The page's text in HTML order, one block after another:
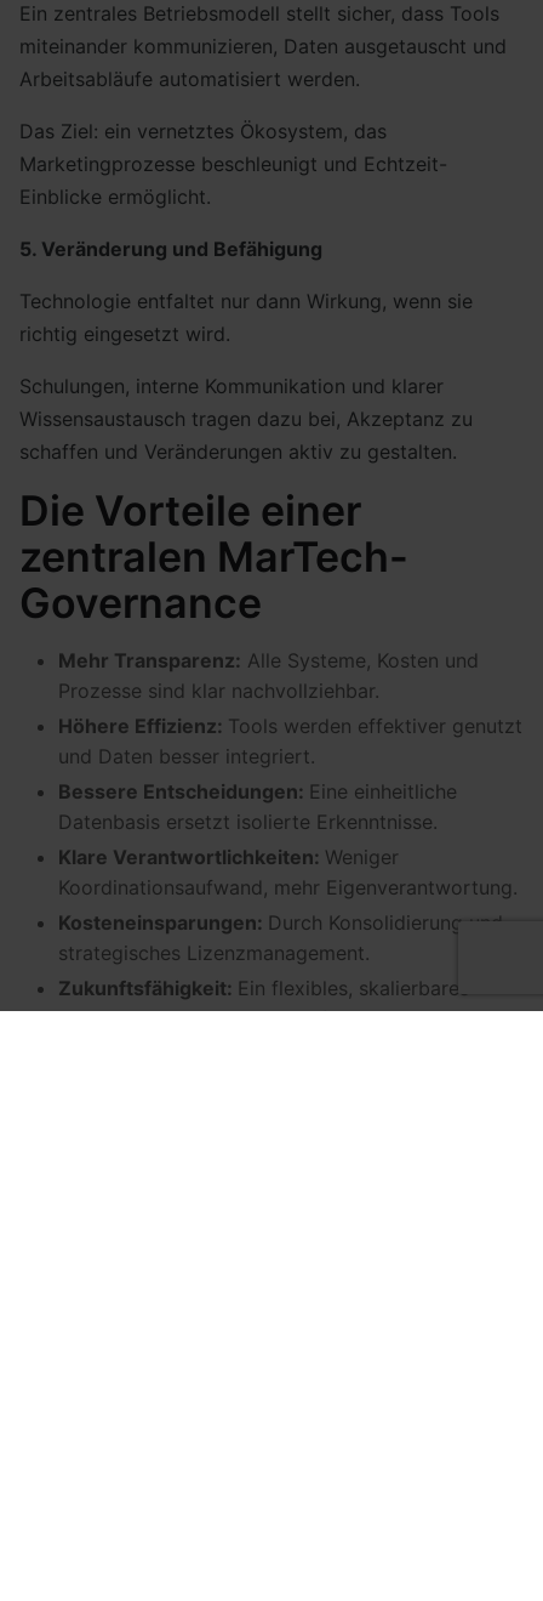
Ein zentrales Betriebsmodell stellt sicher, dass Tools
miteinander kommunizieren, Daten ausgetauscht und
Arbeitsabläufe automatisiert werden.
Das Ziel: ein vernetztes Ökosystem, das
Marketingprozesse beschleunigt und Echtzeit-
Einblicke ermöglicht.
5. Veränderung und Befähigung
Technologie entfaltet nur dann Wirkung, wenn sie
richtig eingesetzt wird.
Schulungen, interne Kommunikation und klarer
Wissensaustausch tragen dazu bei, Akzeptanz zu
schaffen und Veränderungen aktiv zu gestalten.
Die Vorteile einer
zentralen MarTech-
Governance
Mehr Transparenz: Alle Systeme, Kosten und
Prozesse sind klar nachvollziehbar.
Höhere Effizienz: Tools werden effektiver genutzt
und Daten besser integriert.
Bessere Entscheidungen: Eine einheitliche
Datenbasis ersetzt isolierte Erkenntnisse.
Klare Verantwortlichkeiten: Weniger
Koordinationsaufwand, mehr Eigenverantwortung.
Kosteneinsparungen: Durch Konsolidierung und
strategisches Lizenzmanagement.
Zukunftsfähigkeit: Ein flexibles, skalierbares
System, das sich an neue Anforderungen